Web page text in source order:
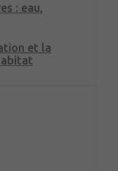
: eau,
et la